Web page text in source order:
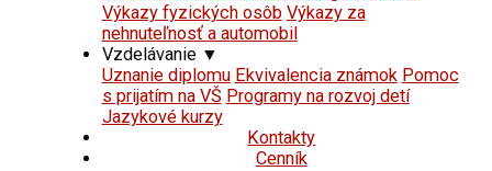
Výkazy fyzických osôb Výkazy za
nehnuteľnosť a automobil
Vzdelávanie ▼
Uznanie diplomu Ekvivalencia známok Pomoc
s prijatím na VŠ Programy na rozvoj detí
Jazykové kurzy
Kontakty
Cenník